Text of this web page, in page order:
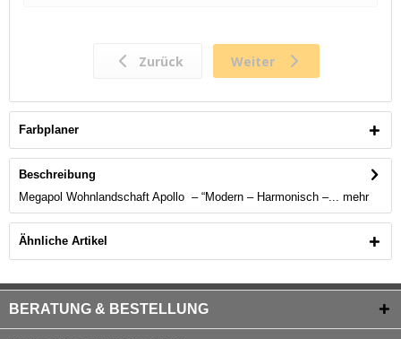
Farbplaner
Beschreibung
Megapol Wohnlandschaft Apollo – “Modern – Harmonisch –... mehr
Ähnliche Artikel
BERATUNG & BESTELLUNG